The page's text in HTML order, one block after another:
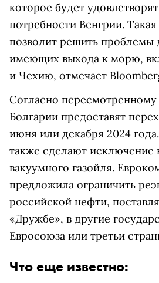
которое будет
потребности Венгрии.
позволит решить проблемы
имеющих выхода к морю,
и Чехию, отмечает
Согласно
Болгарии предоставят
июня или декабря 2024
также сделают исключение
вакуумного газойля.
предложила ограничить
российской нефти,
«Дружбе», в другие
Евросоюза или третьи
Что еще известно: